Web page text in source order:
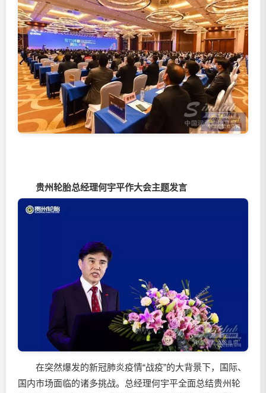
贵州轮胎总经理何宇平作大会主题发言
在突然爆发的新冠肺炎疫情“战疫”的大背景下，国际、
国内市场面临的诸多挑战。总经理何宇平全面总结贵州轮